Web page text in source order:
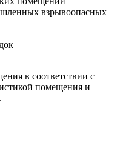
взрывоопасных
в соответствии с
помещения и